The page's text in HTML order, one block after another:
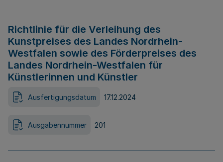
Richtlinie für die Verleihung des
Kunstpreises des Landes Nordrhein-
Westfalen sowie des Förderpreises des
Landes Nordrhein-Westfalen für
Künstlerinnen und Künstler
Ausfertigungsdatum 17.12.2024
Ausgabennummer 201